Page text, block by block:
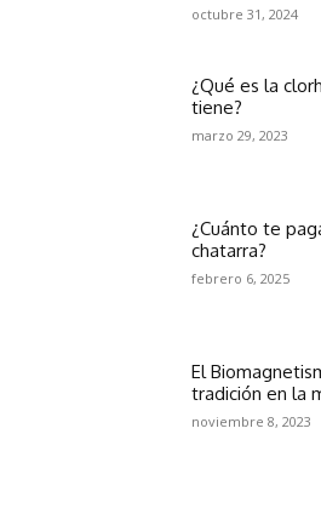
octubre 31, 2024
¿Qué es la
tiene?
marzo 29, 2023
¿Cuánto te
chatarra?
febrero 6, 2025
El
tradición en la
noviembre 8, 2023